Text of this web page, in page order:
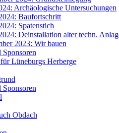
Archäologische Untersuchungen
Baufortschritt
Spatenstich
Deinstallation alter techn.
2023: Wir bauen
Sponsoren
Lüneburgs Herberge
Sponsoren
Obdach